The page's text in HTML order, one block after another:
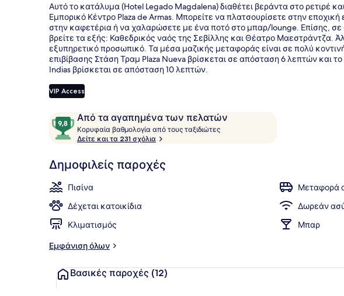
Αυτό το κατάλυμα (Hotel Legado Magdalena) διαθέτει βεράντα στο ρετιρέ
Εμπορικό Κέντρο Plaza de Armas. Μπορείτε να πλατσουρίσετε στην
στην καφετέρια ή να χαλαρώσετε με ένα ποτό στο μπαρ/lounge. Επίσης,
βρείτε τα εξής: Καθεδρικός ναός της Σεβίλλης και Θέατρο Μαεστράντζα.
εξυπηρετικό προσωπικό. Τα μέσα μαζικής μεταφοράς είναι σε πολύ
επιβίβασης Στάση Τραμ Plaza Nueva βρίσκεται σε απόσταση 6 λεπτών και
Indias βρίσκεται σε απόσταση 10 λεπτών.
VIP Access
ΣχόλιαΑπό τα αγαπημένα των πελατών
9,8
στα
10,
τα
των
πελατών
Κορυφαία βαθμολογία από τους ταξιδιώτες
ο
Δείτε και τα 231 σχόλια
Δημοφιλείς παροχές
Πισίνα
Μεταφορά
Δέχεται κατοικίδια
Δωρεάν
Κλιματισμός
Μπαρ
Εμφάνιση όλων
Βασικές παροχές (12)